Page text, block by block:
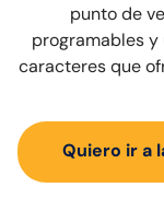
punto de
programables
caracteres que
Quiero ir a